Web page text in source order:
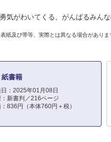
気がわいてくる、がんばるみんな
紙及び帯等、実際とは異なる場合がありま
紙書籍
：2025年01月08日
：新書判／216ページ
836円（本体760円＋税）